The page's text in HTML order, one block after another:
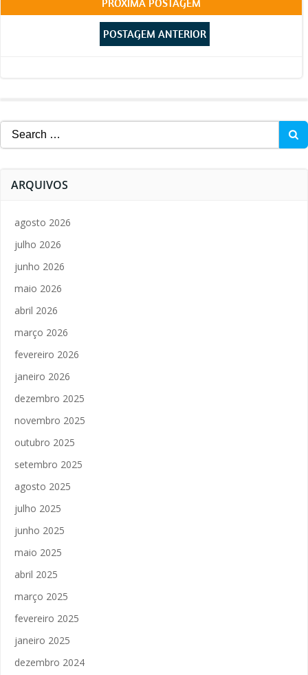
Post
navigation
PRÓXIMA POSTAGEM
Post
POSTAGEM ANTERIOR
Search
for:
ARQUIVOS
agosto 2026
julho 2026
junho 2026
maio 2026
abril 2026
março 2026
fevereiro 2026
janeiro 2026
dezembro 2025
novembro 2025
outubro 2025
setembro 2025
agosto 2025
julho 2025
junho 2025
maio 2025
abril 2025
março 2025
fevereiro 2025
janeiro 2025
dezembro 2024